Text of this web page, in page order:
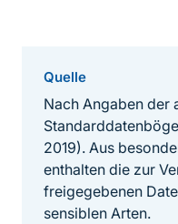
Quelle
Nach Angaben der
2019). Aus
enthalten die zur
freigegebenen
sensiblen Arten.